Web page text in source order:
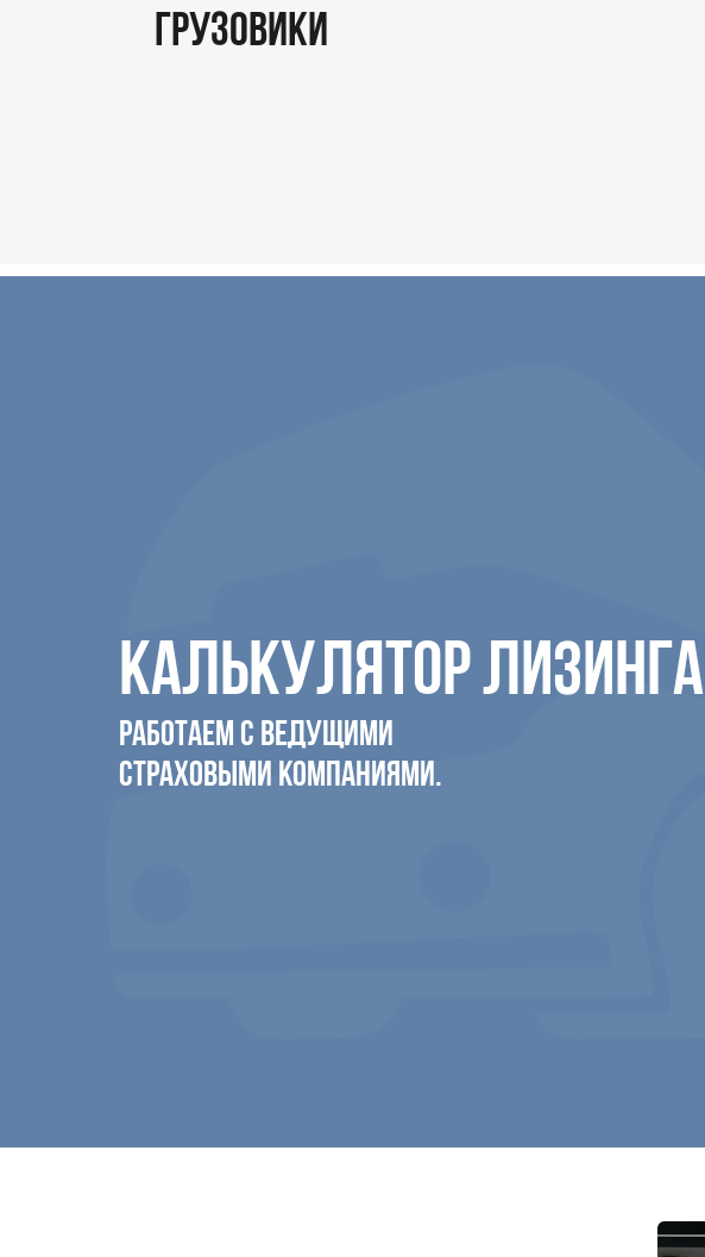
ГРУЗОВИКИ
КАЛЬКУЛЯТОР ЛИЗИНГА
РАБОТАЕМ С ВЕДУЩИМИ
СТРАХОВЫМИ КОМПАНИЯМИ.